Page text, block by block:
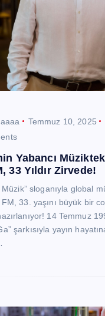
Temmuz 10, 2025
Yabancı
33 Yıldır Zirvede!
sloganıyla global
33. yaşını büyük bir
14 Temmuz
şarkısıyla yayın